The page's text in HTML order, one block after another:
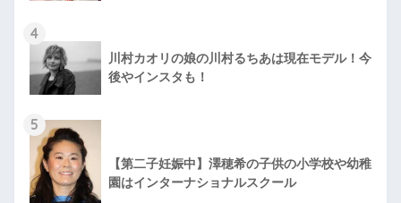
4
川村カオリの娘の川村るちあは現在モデル！今
後やインスタも！
5
【第二子妊娠中】澤穂希の子供の小学校や幼稚
園はインターナショナルスクール